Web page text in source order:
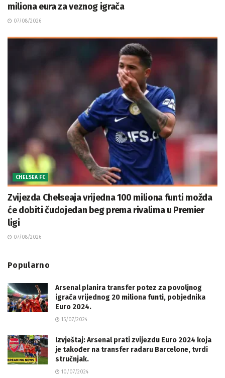
miliona eura za veznog igrača
07/08/2026
CHELSEA FC
Zvijezda Chelseaja vrijedna 100 miliona funti možda
će dobiti čudojedan beg prema rivalima u Premier
ligi
07/08/2026
Popularno
Arsenal planira transfer potez za povoljnog
igrača vrijednog 20 miliona funti, pobjednika
Euro 2024.
15/07/2024
Izvještaj: Arsenal prati zvijezdu Euro 2024 koja
je također na transfer radaru Barcelone, tvrdi
stručnjak.
10/07/2024